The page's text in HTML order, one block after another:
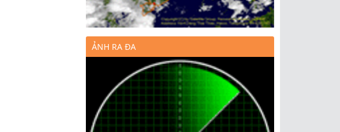
ẢNH RA ĐA